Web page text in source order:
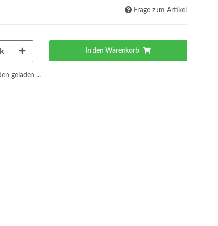
Frage zum Artikel
In den Warenkorb
geladen ...